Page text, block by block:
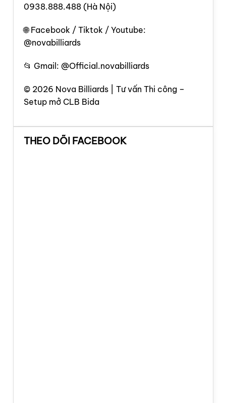
0938.888.488 (Hà Nội)
🌐 Facebook / Tiktok / Youtube:
@novabilliards
📂 Gmail: @Official.novabilliards
© 2026 Nova Billiards | Tư vấn Thi công –
Setup mở CLB Bida
THEO DÕI FACEBOOK